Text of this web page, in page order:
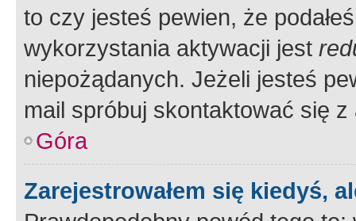
to czy jesteś pewien, że
wykorzystania aktywacji jest
niepożądanych. Jeżeli jesteś
mail spróbuj skontaktować się
Góra
Zarejestrowałem się kiedyś,